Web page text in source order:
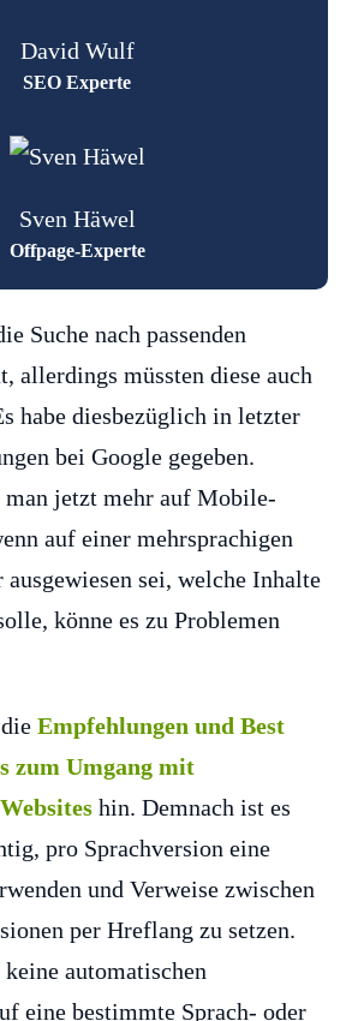
David Wulf
SEO Experte
Sven Häwel
Offpage-Experte
Suche nach passenden
allerdings müssten diese auch
habe diesbezüglich in letzter
bei Google gegeben.
jetzt mehr auf Mobile-
auf einer mehrsprachigen
sei, welche Inhalte
könne es zu Problemen
Empfehlungen und Best
zum Umgang mit
hin. Demnach ist es
pro Sprachversion eine
und Verweise zwischen
per Hreflang zu setzen.
automatischen
eine bestimmte Sprach- oder